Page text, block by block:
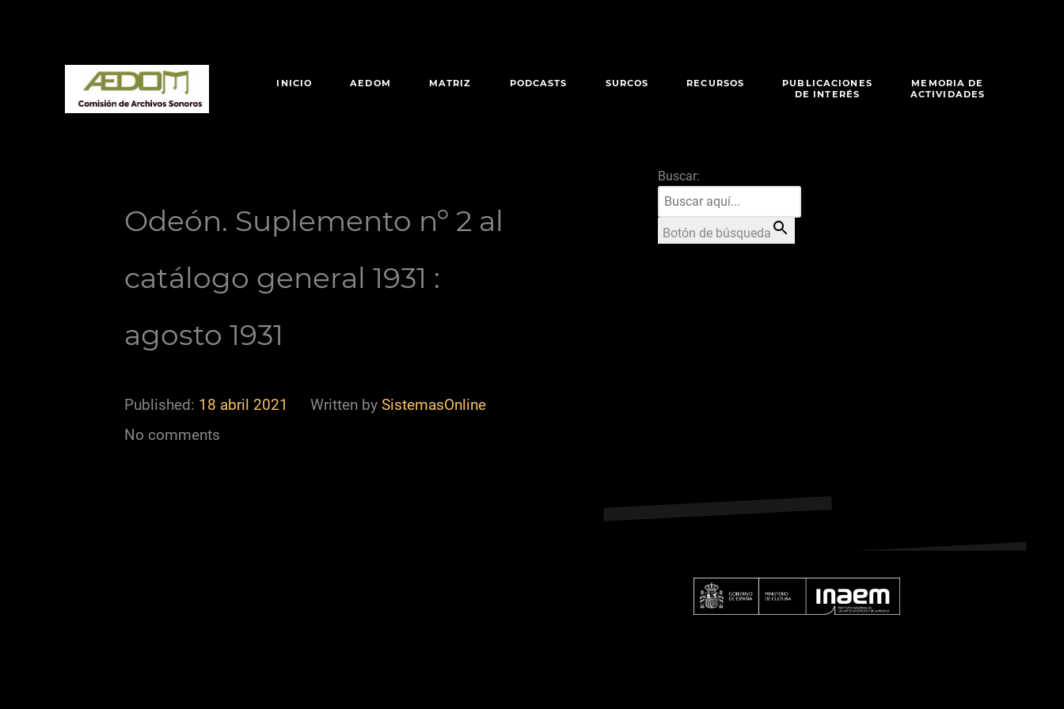
INICIO AEDOM MATRIZ PODCASTS SURCOS RECURSOS
PUBLICACIONES
DE INTERÉS
MEMORIA DE
ACTIVIDADES
Odeón. Suplemento nº 2 al
catálogo general 1931 :
agosto 1931
Published: 18 abril 2021 Written by SistemasOnline
No comments
Buscar:
Botón de búsqueda